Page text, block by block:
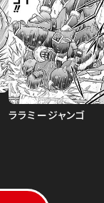
ララミージャンゴ